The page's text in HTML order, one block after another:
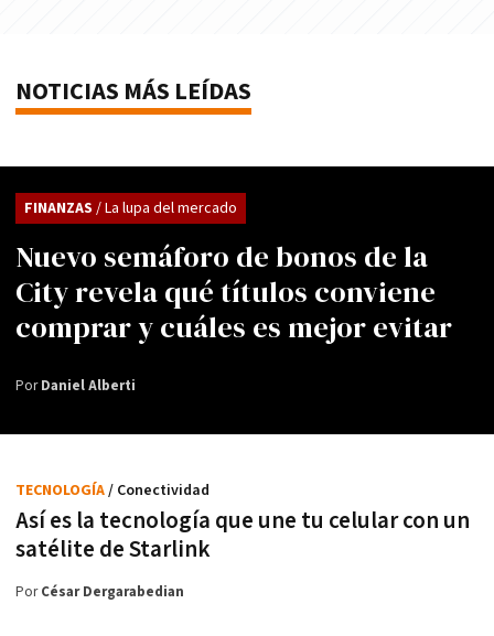
NOTICIAS MÁS LEÍDAS
Nuevo semáforo de bonos de la
City revela qué títulos conviene
comprar y cuáles es mejor evitar
FINANZAS / La lupa del mercado
PorDaniel Alberti
Así es la tecnología que une tu celular con un
satélite de Starlink
TECNOLOGÍA/ Conectividad
PorCésar Dergarabedian